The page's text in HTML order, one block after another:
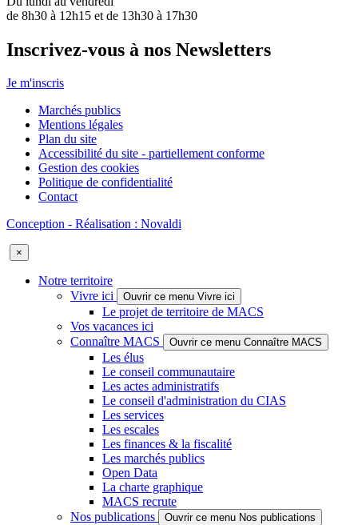
de 8h30 à 12h15 et de 13h30 à 17h30
Inscrivez-vous à nos Newsletters
Je m'inscris
Marchés publics
Mentions légales
Plan du site
Accessibilité du site - partiellement conforme
Gestion des cookies
Politique de confidentialité
Contact
Conception - Réalisation : Novaldi
×
Notre territoire
Vivre ici
Ouvrir ce menu Vivre ici
Le projet de territoire de MACS
Vos vacances ici
Connaître MACS
Ouvrir ce menu Connaître MACS
Les élus
Le conseil communautaire
Les actes administratifs
Le conseil d'administration du CIAS
Les services
Les escales
Les finances & la fiscalité
Les marchés publics
Open Data
La charte graphique
MACS recrute
Nos publications
Ouvrir ce menu Nos publications